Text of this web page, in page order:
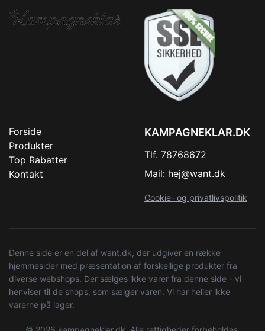
Forside
Produkter
Top Rabatter
Kontakt
KAMPAGNEKLAR.DK
Tlf. 78768672
Mail: hej@want.dk
Cookie- og privatlivspolitik
Denne side er en del af want.dk, der udgiver en række
hjemmesider med præsentation af forskellige produkter fra
diverse webshops. Der sælges ikke varer fra denne side - vi
henviser til de shops, som sælger varen. Vi har heller ikke
varerne på lager.